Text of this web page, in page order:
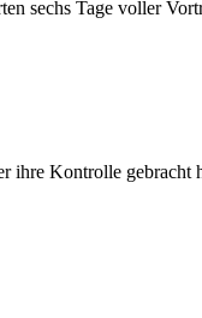
sechs Tage voller
Kontrolle gebracht